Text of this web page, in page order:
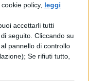
policy, leggi
accettarli tutti
seguito. Cliccando su
pannello di controllo
Se rifiuti tutto,
prova è di
una
anche
Una volta